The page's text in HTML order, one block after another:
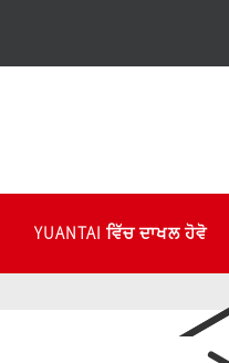
YUANTAI ਵਿੱਚ ਦਾਖਲ ਹੋਵੋ